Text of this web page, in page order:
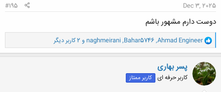
Dec 3, 2025
#195
دوست دارم مشهور باشم
و
ا
ک
ن
ش
ه
ا
Ahmad Engineer
,
Bahar5746
,
naghmeirani و 2 کاربر دیگر
پسر بهاری
کاربر حرفه ای کاربر ممتاز